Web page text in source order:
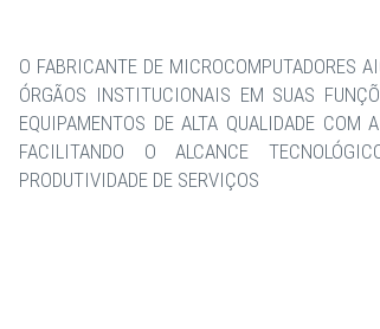
O FABRICANTE DE MICROCOMPUTADORES
ÓRGÃOS INSTITUCIONAIS EM SUAS
EQUIPAMENTOS DE ALTA QUALIDADE COM
FACILITANDO O ALCANCE
PRODUTIVIDADE DE SERVIÇOS